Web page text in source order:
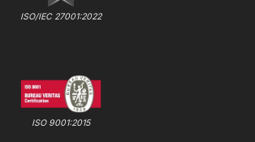
ISO/IEC 27001:2022
ISO 9001:2015